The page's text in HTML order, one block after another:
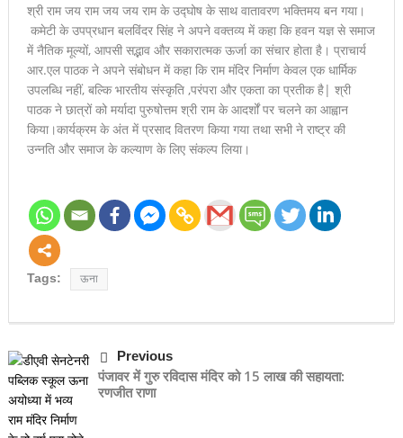
श्री राम जय राम जय जय राम के उद्घोष के साथ वातावरण भक्तिमय बन गया।
कमेटी के उपप्रधान बलविंदर सिंह ने अपने वक्तव्य में कहा कि हवन यज्ञ से समाज
में नैतिक मूल्यों, आपसी सद्भाव और सकारात्मक ऊर्जा का संचार होता है। प्राचार्य
आर.एल पाठक ने अपने संबोधन में कहा कि राम मंदिर निर्माण केवल एक धार्मिक
उपलब्धि नहीं, बल्कि भारतीय संस्कृति ,परंपरा और एकता का प्रतीक है| श्री
पाठक ने छात्रों को मर्यादा पुरुषोत्तम श्री राम के आदर्शों पर चलने का आह्वान
किया।कार्यक्रम के अंत में प्रसाद वितरण किया गया तथा सभी ने राष्ट्र की
उन्नति और समाज के कल्याण के लिए संकल्प लिया।
Tags: ऊना
Previous
पंजावर में गुरु रविदास मंदिर को 15 लाख की सहायता:
रणजीत राणा